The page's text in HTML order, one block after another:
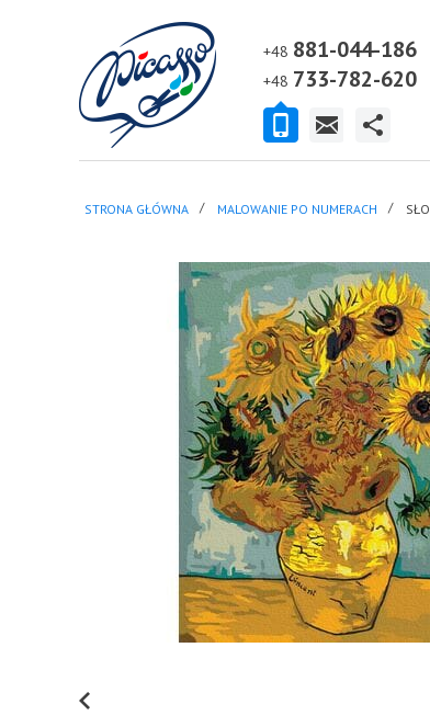
+48 881-044-186
+48 733-782-620
STRONA GŁÓWNA MALOWANIE PO NUMERACH